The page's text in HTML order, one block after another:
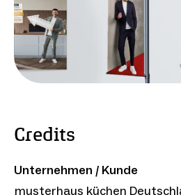
Credits
Unternehmen / Kunde
musterhaus küchen